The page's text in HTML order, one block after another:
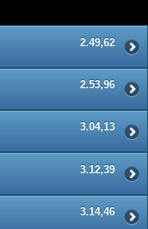
2.49,62
2.53,96
3.04,13
3.12,39
3.14,46